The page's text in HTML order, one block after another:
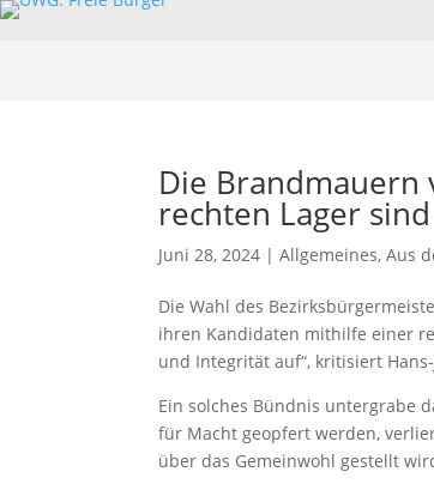
Die Brandmauern
rechten Lager
Juni 28, 2024 | Allgemeines, Aus
Die Wahl des
ihren Kandidaten mithilfe einer
und Integrität auf“, kritisiert
Ein solches Bündnis untergrabe
für Macht geopfert werden,
über das Gemeinwohl gestellt